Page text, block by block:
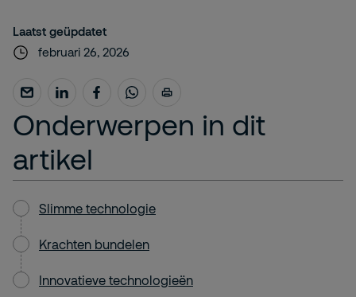
Laatst geüpdatet
februari 26, 2026
Onderwerpen in dit
artikel
Slimme technologie
Krachten bundelen
Innovatieve technologieën